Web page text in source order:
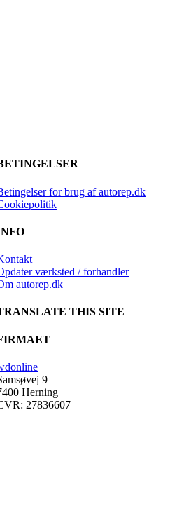
for brug af autorep.dk
værksted / forhandler
autorep.dk
THIS SITE
9
Herning
27836607